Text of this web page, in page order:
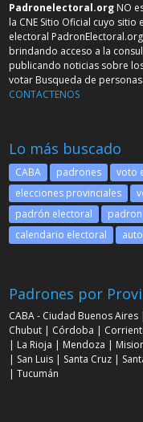
Padronelectoral.org NO
la CNE Sitio Oficial cuyo sitio
electoral
brindando acceso a la
publicando noticias sobre
votar Busqueda de
CONTACTENOS
Lo más buscado
CABA padrones voto
elecciones provinciales
padrón electoral
padron
calendario electoral
Padrones por
CABA - Ciudad Buenos Aires
Chubut | Córdoba |
| La Rioja | Mendoza |
| San Luis | Santa Cruz |
|Tucumán